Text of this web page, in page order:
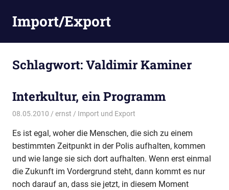
InhaltImport/Export
Schlagwort:Valdimir Kaminer
Interkultur, ein Programm
08.05.2010 ernst Import und Export
Es ist egal, woher die Menschen, die sich zu einem
bestimmten Zeitpunkt in der Polis aufhalten, kommen
und wie lange sie sich dort aufhalten. Wenn erst einmal
die Zukunft im Vordergrund steht, dann kommt es nur
noch darauf an, dass sie jetzt, in diesem Moment